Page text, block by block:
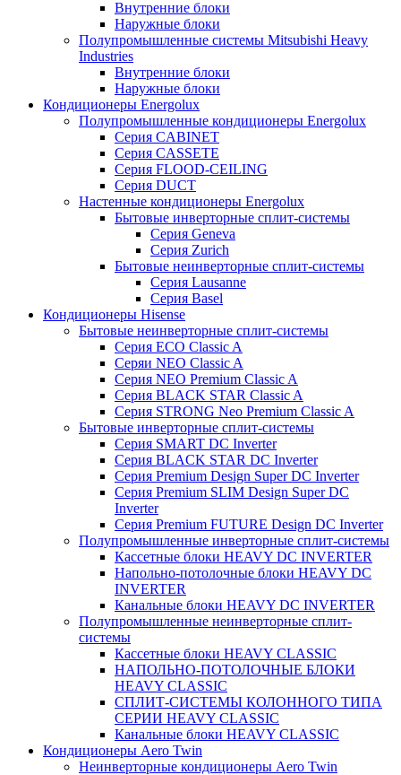
Внутренние блоки
Наружные блоки
Полупромышленные системы Mitsubishi Heavy
Industries
Внутренние блоки
Наружные блоки
Кондиционеры Energolux
Полупромышленные кондиционеры Energolux
Серия CABINET
Серия CASSETE
Серия FLOOD-CEILING
Серия DUCT
Настенные кондиционеры Energolux
Бытовые инверторные сплит-системы
Серия Geneva
Серия Zurich
Бытовые неинверторные сплит-системы
Серия Lausanne
Серия Basel
Кондиционеры Hisense
Бытовые неинверторные сплит-системы
Серия ECO Classic A
Серяи NEO Classic A
Серия NEO Premium Classic A
Серия BLACK STAR Classic A
Серия STRONG Neo Premium Classic A
Бытовые инверторные сплит-системы
Серия SMART DC Inverter
Серия BLACK STAR DC Inverter
Серия Premium Design Super DC Inverter
Серия Premium SLIM Design Super DC
Inverter
Серия Premium FUTURE Design DC Inverter
Полупромышленные инверторные сплит-системы
Кассетные блоки HEAVY DC INVERTER
Напольно-потолочные блоки HEAVY DC
INVERTER
Канальные блоки HEAVY DC INVERTER
Полупромышленные неинверторные сплит-
системы
Кассетные блоки HEAVY CLASSIC
НАПОЛЬНО-ПОТОЛОЧНЫЕ БЛОКИ
HEAVY CLASSIC
СПЛИТ-СИСТЕМЫ КОЛОННОГО ТИПА
СЕРИИ HEAVY CLASSIC
Канальные блоки HEAVY CLASSIC
Кондиционеры Aero Twin
Неинверторные кондиционеры Aero Twin